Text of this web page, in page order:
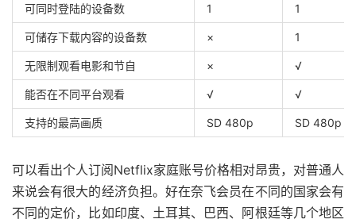
可同时登陆的设备数 1 1
可储存下载内容的设备数 × 1
无限制观看电影和节自 × √
能否在不同平台观看 √ √
支持的最高画质 SD 480p SD 480p
可以看出个人订阅Netflix家庭账号价格相对昂贵，对普通人
来说会有很大的经济负担。好在奈飞会员在不同的国家会有
不同的定价，比如印度、土耳其、巴西、阿根廷等几个地区